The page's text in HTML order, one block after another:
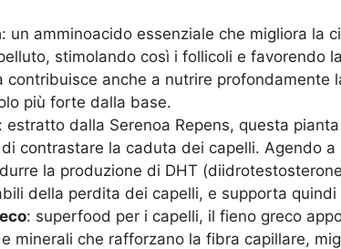
: un amminoacido essenziale che migliora la
stimolando così i follicoli e favorendo
contribuisce anche a nutrire profondamente
più forte dalla base.
: estratto dalla Serenoa Repens, questa
contrastare la caduta dei capelli. Agendo a
la produzione di DHT
della perdita dei capelli, e supporta
: superfood per i capelli, il fieno greco
minerali che rafforzano la fibra capillare,